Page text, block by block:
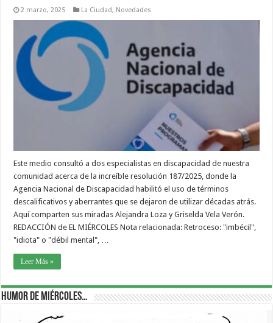
2 marzo, 2025 La Ciudad, Novedades
Este medio consultó a dos especialistas en discapacidad de nuestra
comunidad acerca de la increíble resolución 187/2025, donde la
Agencia Nacional de Discapacidad habilitó el uso de términos
descalificativos y aberrantes que se dejaron de utilizar décadas atrás.
Aquí comparten sus miradas Alejandra Loza y Griselda Vela Verón.
REDACCIÓN de EL MIÉRCOLES Nota relacionada: Retroceso: "imbécil",
"idiota" o "débil mental", …
Leer Más »
Humor de Miércoles…